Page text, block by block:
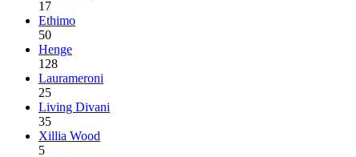
17
Ethimo
50
Henge
128
Laurameroni
25
Living Divani
35
Xillia Wood
5